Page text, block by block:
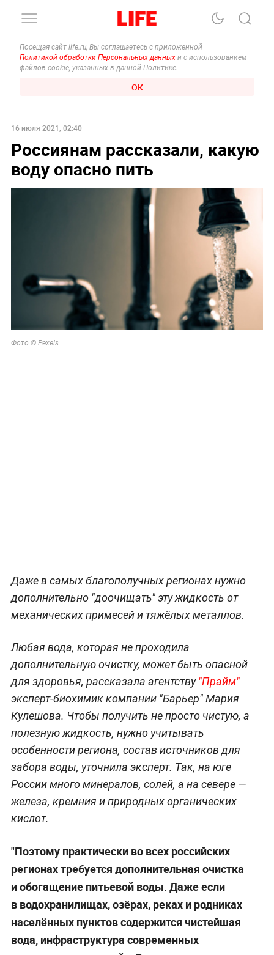
Посещая сайт life.ru, Вы соглашаетесь с приложенной
Политикой обработки Персональных данных и с использованием
файлов cookie, указанных в данной Политике.
ОК
16 июля 2021, 02:40
Россиянам рассказали, какую
воду опасно пить
Фото © Pexels
Даже в самых благополучных регионах нужно
дополнительно "доочищать" эту жидкость от
механических примесей и тяжёлых металлов.
Любая вода, которая не проходила
дополнительную очистку, может быть опасной
для здоровья, рассказала агентству"Прайм"
эксперт-биохимик компании "Барьер" Мария
Кулешова. Чтобы получить не просто чистую, а
полезную жидкость, нужно учитывать
особенности региона, состав источников для
забора воды, уточнила эксперт. Так, на юге
России много минералов, солей, а на севере —
железа, кремния и природных органических
кислот.
"Поэтому практически во всех российских
регионах требуется дополнительная очистка
и обогащение питьевой воды. Даже если
в водохранилищах, озёрах, реках и родниках
населённых пунктов содержится чистейшая
вода, инфраструктура современных